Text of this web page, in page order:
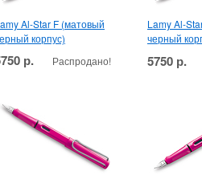
Al-Star F (матовый
корпус)
р. Распродано!
Lamy Al-
черный
5750 р.